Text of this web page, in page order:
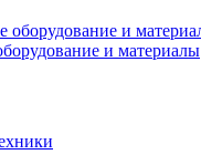
и материалы